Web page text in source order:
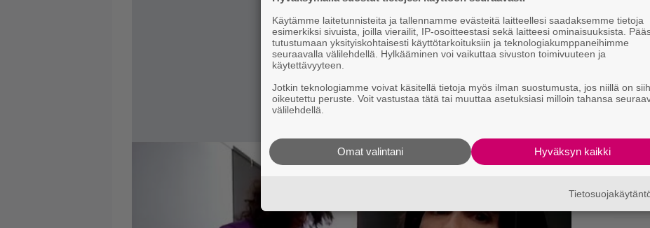
katso
Erik
Eppu
Käytämme laitetunnisteita ja tallennamme evästeitä laitteellesi saadaksemme tietoja
esimerkiksi sivuista, joilla vierailit, IP-osoitteestasi sekä laitteesi ominaisuuksista.
tutustumaan yksityiskohtaisesti käyttötarkoituksiin ja teknologiakumppaneihimme
seuraavalla välilehdellä. Hylkääminen voi vaikuttaa sivuston toimivuuteen ja
käytettävyyteen.
Jotkin teknologiamme voivat käsitellä tietoja myös ilman suostumusta, jos niillä on
oikeutettu peruste. Voit vastustaa tätä tai muuttaa asetuksiasi milloin tahansa
välilehdellä.
Hyväksyn kaikki
Omat valintani